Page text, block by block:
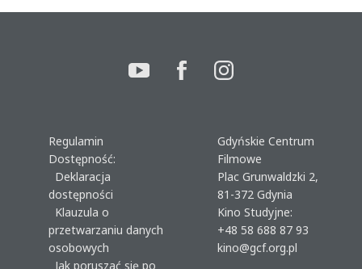
Regulamin
Dostępność:
Deklaracja
dostępności
Klauzula o
przetwarzaniu danych
osobowych
Jak poruszać się po
Gdyńskie Centrum
Filmowe
Plac Grunwaldzki 2,
81-372 Gdynia
Kino Studyjne:
+48 58 688 87 93
kino@gcf.org.pl